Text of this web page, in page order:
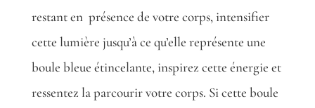
restant en présence de votre corps, intensifier
cette lumière jusqu’à ce qu’elle représente une
boule bleue étincelante, inspirez cette énergie et
ressentez la parcourir votre corps. Si cette boule